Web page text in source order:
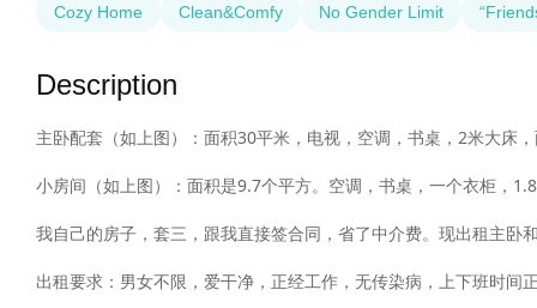
Cozy Home Clean&Comfy No Gender Limit
Description
主卧配套（如上图）：面积30平米，电视，空调，书桌，2米大床
小房间（如上图）：面积是9.7个平方。空调，书桌，一个衣柜，
我自己的房子，套三，跟我直接签合同，省了中介费。现出租主卧
出租要求：男女不限，爱干净，正经工作，无传染病，上下班时